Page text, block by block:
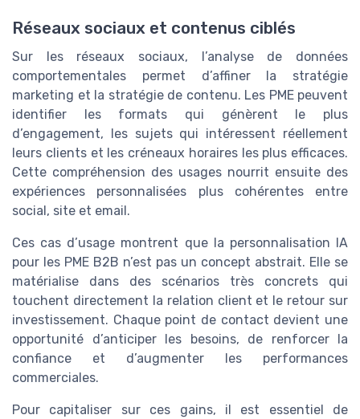
Réseaux sociaux et contenus ciblés
Sur les réseaux sociaux, l’analyse de données
comportementales permet d’affiner la stratégie
marketing et la stratégie de contenu. Les PME peuvent
identifier les formats qui génèrent le plus
d’engagement, les sujets qui intéressent réellement
leurs clients et les créneaux horaires les plus efficaces.
Cette compréhension des usages nourrit ensuite des
expériences personnalisées plus cohérentes entre
social, site et email.
Ces cas d’usage montrent que la personnalisation IA
pour les PME B2B n’est pas un concept abstrait. Elle se
matérialise dans des scénarios très concrets qui
touchent directement la relation client et le retour sur
investissement. Chaque point de contact devient une
opportunité d’anticiper les besoins, de renforcer la
confiance et d’augmenter les performances
commerciales.
Pour capitaliser sur ces gains, il est essentiel de